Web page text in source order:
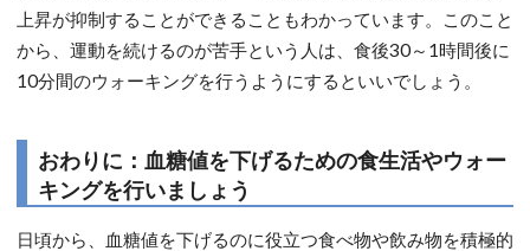
上昇が抑制することができることもわかっています。このこと
から、運動を続けるのが苦手という人は、食後30～1時間後に
10分間のウォーキングを行うようにするといいでしょう。
おわりに：血糖値を下げるための食生活やウォー
キングを行いましょう
日頃から、血糖値を下げるのに役立つ食べ物や飲み物を積極的